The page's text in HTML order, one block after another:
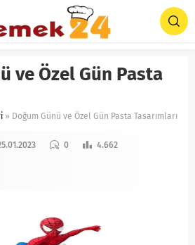
ve Özel Gün Pasta
» Doğum Günü ve Özel Gün Pasta Tasarımları
0 4.662